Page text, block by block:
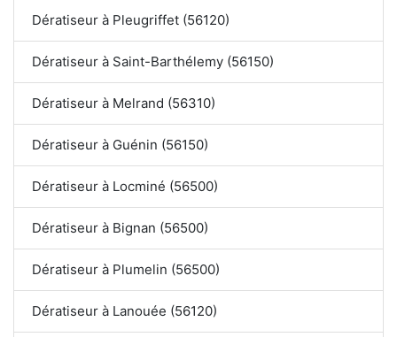
Dératiseur à Pleugriffet (56120)
Dératiseur à Saint-Barthélemy (56150)
Dératiseur à Melrand (56310)
Dératiseur à Guénin (56150)
Dératiseur à Locminé (56500)
Dératiseur à Bignan (56500)
Dératiseur à Plumelin (56500)
Dératiseur à Lanouée (56120)